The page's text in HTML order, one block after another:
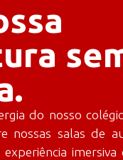
do nosso
nossas salas de
imersiva